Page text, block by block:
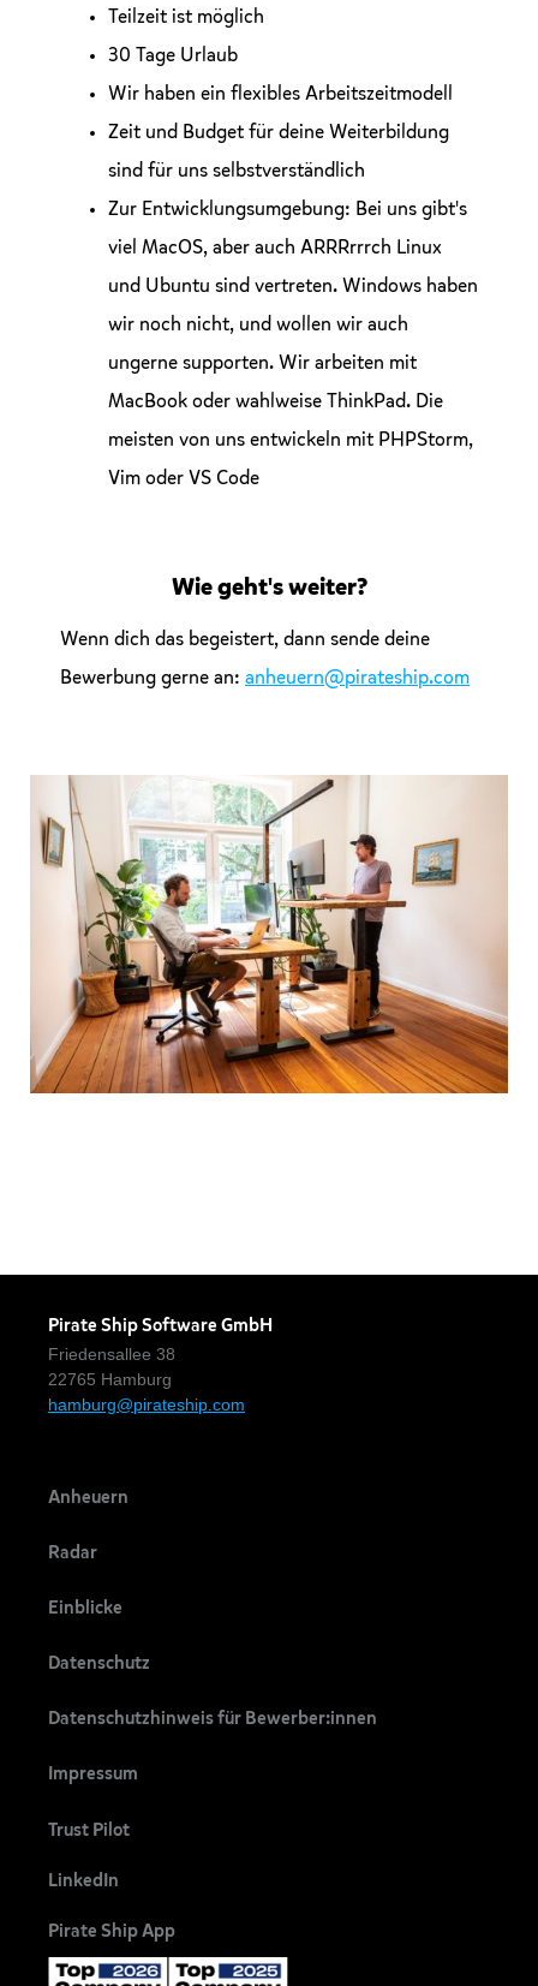
Teilzeit ist möglich
30 Tage Urlaub
Wir haben ein flexibles Arbeitszeitmodell
Zeit und Budget für deine Weiterbildung
sind für uns selbstverständlich
Zur Entwicklungsumgebung: Bei uns gibt's
viel MacOS, aber auch ARRRrrrch Linux
und Ubuntu sind vertreten. Windows haben
wir noch nicht, und wollen wir auch
ungerne supporten. Wir arbeiten mit
MacBook oder wahlweise ThinkPad. Die
meisten von uns entwickeln mit PHPStorm,
Vim oder VS Code
Wie geht's weiter?
Wenn dich das begeistert, dann sende deine
Bewerbung gerne an: anheuern@pirateship.com
Pirate Ship Software GmbH
Friedensallee 38
22765 Hamburg
hamburg@pirateship.com
Anheuern
Radar
Einblicke
Datenschutz
Datenschutzhinweis für Bewerber:innen
Impressum
Trust Pilot
LinkedIn
Pirate Ship App